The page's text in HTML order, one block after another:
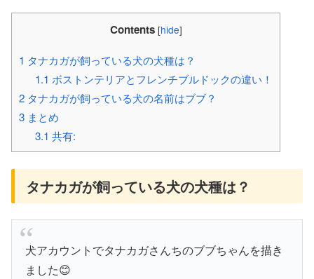
Contents [hide]
1 タナカガが飼っている犬の犬種は？
1.1 ボストンテリアとフレンチブルドックの違い！
2 タナカガが飼っている犬の名前はブブ？
3 まとめ
3.1 共有:
タナカガが飼っている犬の犬種は？
犬アカウントでタナカガさんちのブブちゃんを描き
ました😊